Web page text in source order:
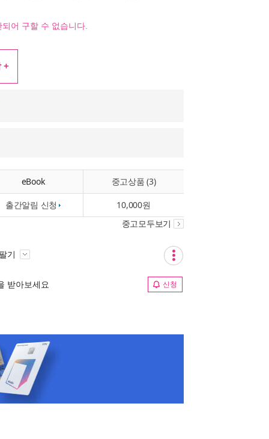
어 구할 수 없습니다.
+
eBook 중고상품 (3)
출간알림 신청 10,000원
중고모두보기
기
받아보세요 신청